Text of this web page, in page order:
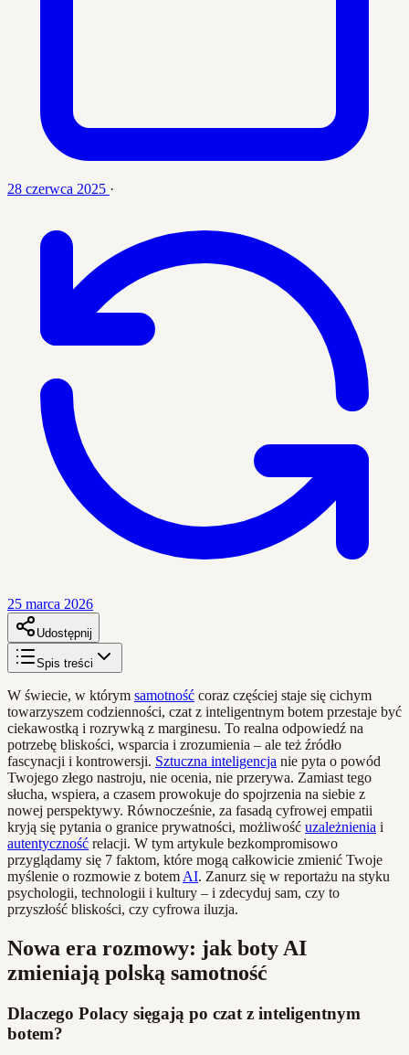
28 czerwca 2025 ·
25 marca 2026
Udostępnij
Spis treści
W świecie, w którym samotność coraz częściej staje się cichym
towarzyszem codzienności, czat z inteligentnym botem przestaje być
ciekawostką i rozrywką z marginesu. To realna odpowiedź na
potrzebę bliskości, wsparcia i zrozumienia – ale też źródło
fascynacji i kontrowersji. Sztuczna inteligencja nie pyta o powód
Twojego złego nastroju, nie ocenia, nie przerywa. Zamiast tego
słucha, wspiera, a czasem prowokuje do spojrzenia na siebie z
nowej perspektywy. Równocześnie, za fasadą cyfrowej empatii
kryją się pytania o granice prywatności, możliwość uzależnienia i
autentyczność relacji. W tym artykule bezkompromisowo
przyglądamy się 7 faktom, które mogą całkowicie zmienić Twoje
myślenie o rozmowie z botem AI. Zanurz się w reportażu na styku
psychologii, technologii i kultury – i zdecyduj sam, czy to
przyszłość bliskości, czy cyfrowa iluzja.
Nowa era rozmowy: jak boty AI
zmieniają polską samotność
Dlaczego Polacy sięgają po czat z inteligentnym
botem?